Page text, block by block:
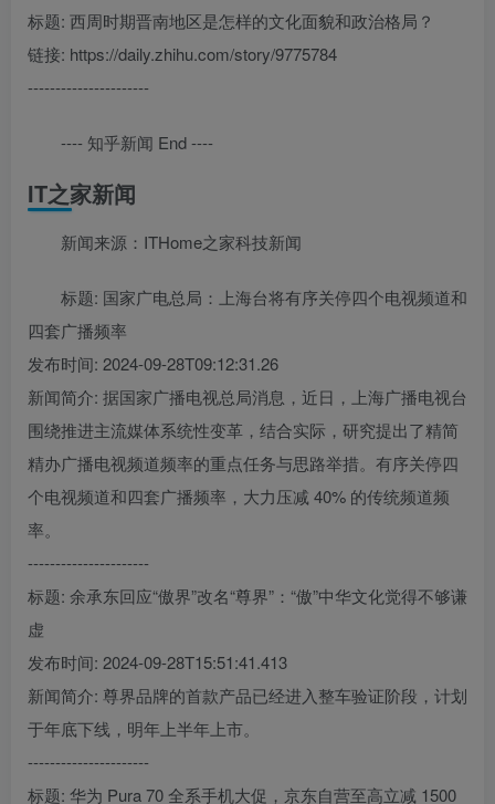
标题: 西周时期晋南地区是怎样的文化面貌和政治格局？
链接: https://daily.zhihu.com/story/9775784
----------------------
---- 知乎新闻 End ----
IT之家新闻
新闻来源：ITHome之家科技新闻
标题: 国家广电总局：上海台将有序关停四个电视频道和
四套广播频率
发布时间: 2024-09-28T09:12:31.26
新闻简介: 据国家广播电视总局消息，近日，上海广播电视台
围绕推进主流媒体系统性变革，结合实际，研究提出了精简
精办广播电视频道频率的重点任务与思路举措。有序关停四
个电视频道和四套广播频率，大力压减 40% 的传统频道频
率。
----------------------
标题: 余承东回应“傲界”改名“尊界”：“傲”中华文化觉得不够谦
虚
发布时间: 2024-09-28T15:51:41.413
新闻简介: 尊界品牌的首款产品已经进入整车验证阶段，计划
于年底下线，明年上半年上市。
----------------------
标题: 华为 Pura 70 全系手机大促，京东自营至高立减 1500